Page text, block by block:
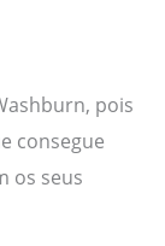
pois
consegue
os seus